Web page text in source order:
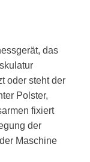
das
oder steht der
Polster,
fixiert
der
Maschine